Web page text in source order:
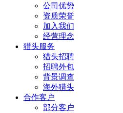
公司优势
资质荣誉
加入我们
经营理念
猎头服务
猎头招聘
招聘外包
背景调查
海外猎头
合作客户
部分客户